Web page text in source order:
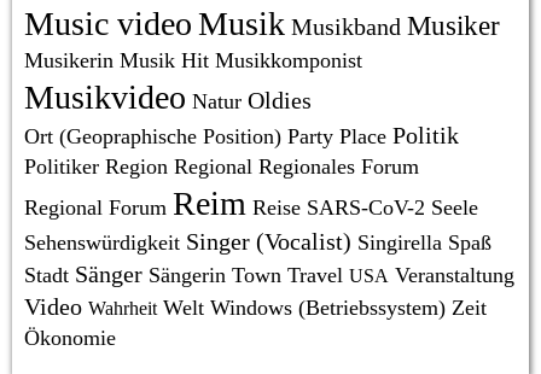
Music videoMusik Musikband Musiker
Musikerin Musik Hit Musikkomponist
Musikvideo Natur Oldies
Ort (Geopraphische Position) Party Place Politik
Politiker Region Regional Regionales Forum
Regional Forum Reim Reise SARS-CoV-2 Seele
Sehenswürdigkeit Singer (Vocalist) Singirella Spaß
Stadt Sänger Sängerin Town Travel USA Veranstaltung
Video Wahrheit Welt Windows (Betriebssystem) Zeit
Ökonomie